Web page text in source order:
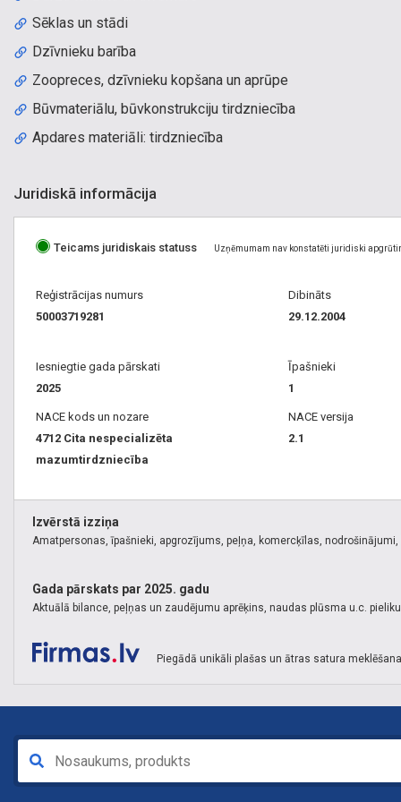
Sēklas un stādi
Dzīvnieku barība
Zoopreces, dzīvnieku kopšana un aprūpe
Būvmateriālu, būvkonstrukciju tirdzniecība
Apdares materiāli: tirdzniecība
Juridiskā informācija
Teicams juridiskais statuss Uzņēmumam nav konstatēti juridiski
Reģistrācijas numurs
50003719281
Dibināts
29.12.2004
Iesniegtie gada pārskati
2025
Īpašnieki
1
NACE kods un nozare
4712 Cita nespecializēta
mazumtirdzniecība
NACE versija
2.1
Izvērstā izziņa
Amatpersonas, īpašnieki, apgrozījums, peļņa, komercķīlas,
Gada pārskats par 2025. gadu
Aktuālā bilance, peļņas un zaudējumu aprēķins, naudas plūsma u.c.
Piegādā unikāli plašas un ātras satura